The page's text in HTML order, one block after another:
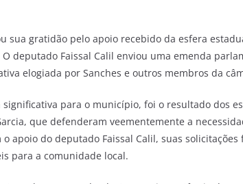
sua gratidão pelo apoio recebido da esfera
deputado Faissal Calil enviou uma emenda
elogiada por Sanches e outros membros da
para o município, foi o resultado dos
que defenderam veementemente a
apoio do deputado Faissal Calil, suas solicitações
para a comunidade local.